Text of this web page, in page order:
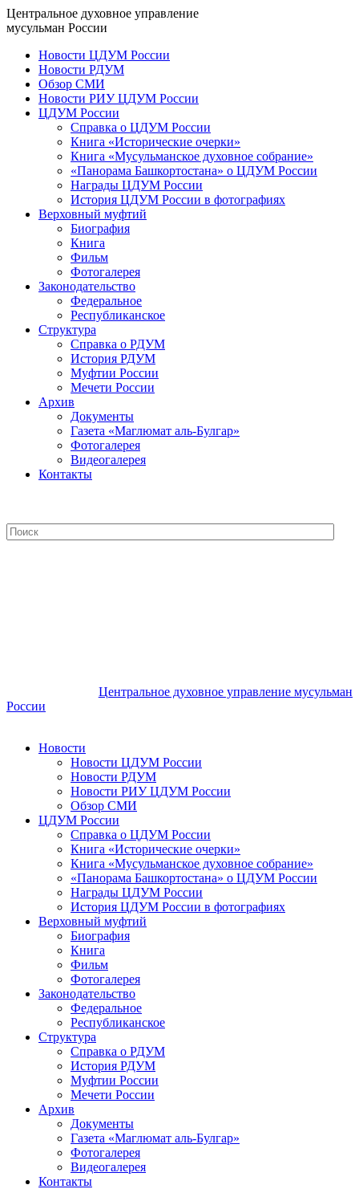
Центральное духовное управление
мусульман России
Новости ЦДУМ России
Новости РДУМ
Обзор СМИ
Новости РИУ ЦДУМ России
ЦДУМ России
Справка о ЦДУМ России
Книга «Исторические очерки»
Книга «Мусульманское духовное собрание»
«Панорама Башкортостана» о ЦДУМ России
Награды ЦДУМ России
История ЦДУМ России в фотографиях
Верховный муфтий
Биография
Книга
Фильм
Фотогалерея
Законодательство
Федеральное
Республиканское
Структура
Справка о РДУМ
История РДУМ
Муфтии России
Мечети России
Архив
Документы
Газета «Маглюмат аль-Булгар»
Фотогалерея
Видеогалерея
Контакты
Центральное духовное управление мусульман
России
Новости
Новости ЦДУМ России
Новости РДУМ
Новости РИУ ЦДУМ России
Обзор СМИ
ЦДУМ России
Справка о ЦДУМ России
Книга «Исторические очерки»
Книга «Мусульманское духовное собрание»
«Панорама Башкортостана» о ЦДУМ России
Награды ЦДУМ России
История ЦДУМ России в фотографиях
Верховный муфтий
Биография
Книга
Фильм
Фотогалерея
Законодательство
Федеральное
Республиканское
Структура
Справка о РДУМ
История РДУМ
Муфтии России
Мечети России
Архив
Документы
Газета «Маглюмат аль-Булгар»
Фотогалерея
Видеогалерея
Контакты